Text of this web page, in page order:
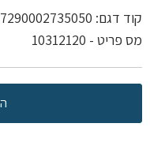
קוד דגם: 7290002735050
מס פריט - 10312120